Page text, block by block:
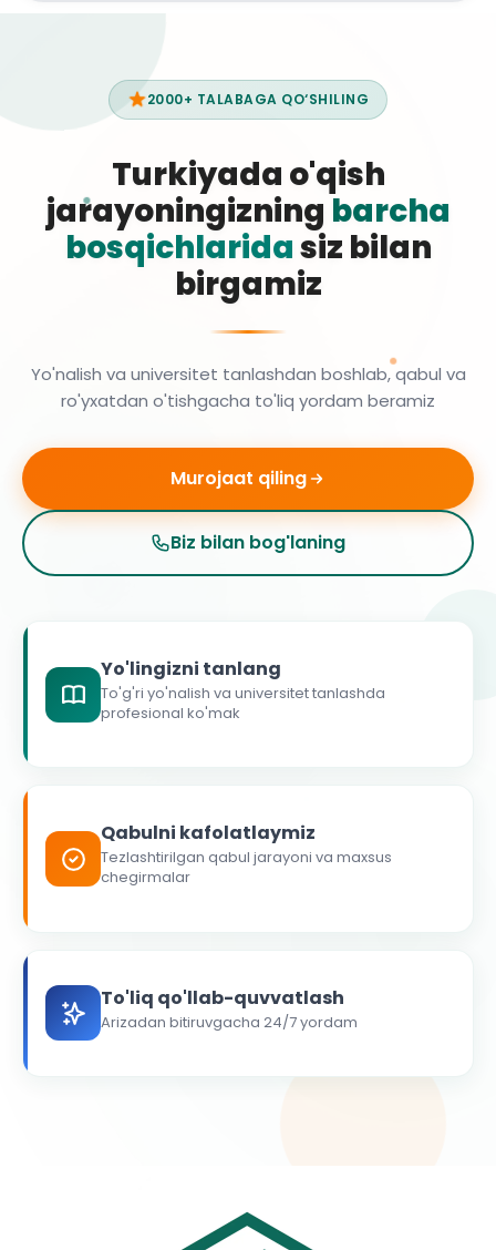
2000+ TALABAGA QO‘SHILING
Turkiyada o'qish
jarayoningizning barcha
bosqichlaridasiz bilan
birgamiz
Yo'nalish va universitet tanlashdan boshlab, qabul va
ro'yxatdan o'tishgacha to'liq yordam beramiz
Murojaat qiling
Biz bilan bog'laning
Yo'lingizni tanlang
To'g'ri yo'nalish va universitet tanlashda
profesional ko'mak
Qabulni kafolatlaymiz
Tezlashtirilgan qabul jarayoni va maxsus
chegirmalar
To'liq qo'llab-quvvatlash
Arizadan bitiruvgacha 24/7 yordam